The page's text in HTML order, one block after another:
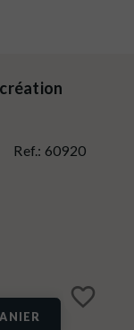
Ref.: 60920
favorite_border